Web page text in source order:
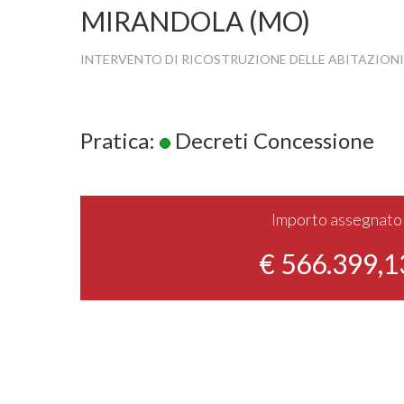
MIRANDOLA (MO)
INTERVENTO DI RICOSTRUZIONE DELLE ABITAZIONI
Pratica: Decreti Concessione
Importo assegnato
€